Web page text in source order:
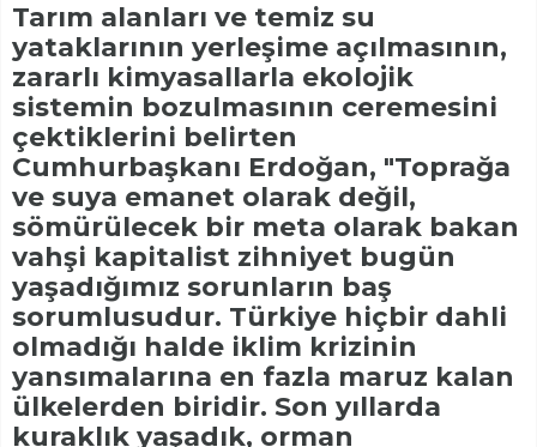
Tarım alanları ve temiz su
yataklarının yerleşime açılmasının,
zararlı kimyasallarla ekolojik
sistemin bozulmasının ceremesini
çektiklerini belirten
Cumhurbaşkanı Erdoğan, "Toprağa
ve suya emanet olarak değil,
sömürülecek bir meta olarak bakan
vahşi kapitalist zihniyet bugün
yaşadığımız sorunların baş
sorumlusudur. Türkiye hiçbir dahli
olmadığı halde iklim krizinin
yansımalarına en fazla maruz kalan
ülkelerden biridir. Son yıllarda
kuraklık yaşadık, orman